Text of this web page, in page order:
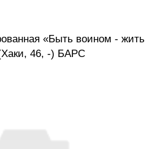
«Быть воином - жить
46, -) БАРС